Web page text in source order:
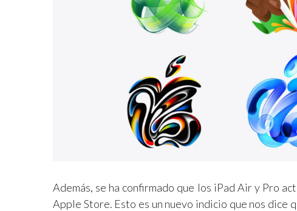
Además, se ha confirmado que los iPad Air y Pro
Apple Store. Esto es un nuevo indicio que nos dice